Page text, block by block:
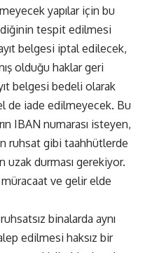
yapılar için bu
tespit edilmesi
belgesi iptal edilecek,
olduğu haklar geri
belgesi bedeli olarak
de iade edilmeyecek. Bu
IBAN numarası isteyen,
ruhsat gibi taahhütlerde
uzak durması gerekiyor.
ve gelir elde
binalarda aynı
edilmesi haksız bir